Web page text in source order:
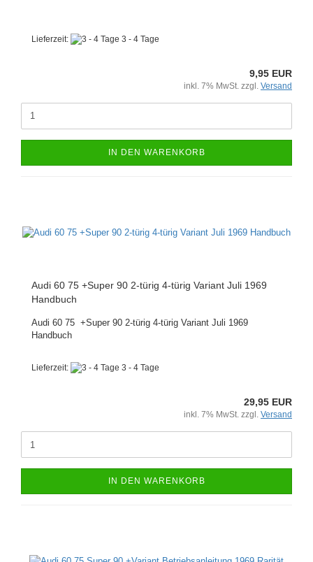
Lieferzeit: 3 - 4 Tage
9,95 EUR
inkl. 7% MwSt. zzgl. Versand
IN DEN WARENKORB
Audi 60 75 +Super 90 2-türig 4-türig Variant Juli 1969
Handbuch
Audi 60 75 +Super 90 2-türig 4-türig Variant Juli 1969
Handbuch
Lieferzeit: 3 - 4 Tage
29,95 EUR
inkl. 7% MwSt. zzgl. Versand
IN DEN WARENKORB